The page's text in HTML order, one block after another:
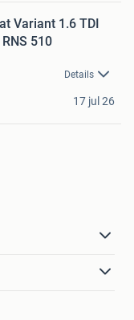
Variant 1.6 TDI
510
Details
17 jul 26